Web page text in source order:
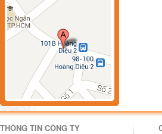
THÔNG TIN CÔNG TY